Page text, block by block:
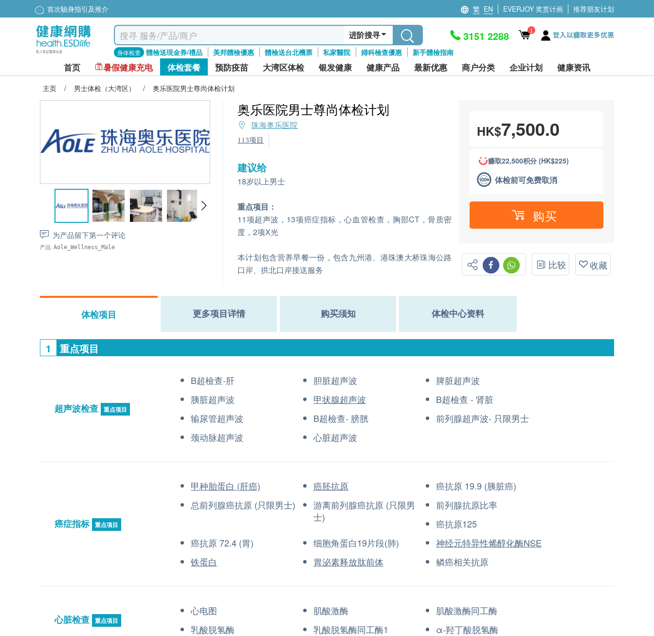
首次驗身指引及推介 繁 EN EVERJOY 奖赏计画 推荐朋友计划
进阶搜寻
身体检查 體檢送現金券/禮品 美邦體檢優惠 體檢送台北機票 私家醫院 婦科檢查優惠 新手體檢指南
3151 2288 1 登入以赚取更多优惠
首页 暑假健康充电 体检套餐 预防疫苗 大湾区体检 银发健康 健康产品 最新优惠 商户分类 企业计划 健康资讯
主页 / 男士体检（大湾区） / 奥乐医院男士尊尚体检计划
为产品留下第一个评论
产品: Aole_Wellness_Male
奥乐医院男士尊尚体检计划
珠海奥乐医院
113项目
建议给
18岁以上男士
重点项目：
11项超声波，13项癌症指标，心血管检查，胸部CT，骨质密
度，2项X光
本计划包含营养早餐一份，包含九州港、港珠澳大桥珠海公路
口岸、拱北口岸接送服务
HK$7,500.0
赚取22,500积分 (HK$225)
体检前可免费取消
购买
比较 收藏
体检项目 更多项目详情 购买须知 体检中心资料
1 重点项目
超声波检查 重点项目
B超檢查-肝 胆脏超声波
脾脏超声波
胰脏超声波
甲状腺超声波
B超檢查 - 肾脏
输尿管超声波
B超檢查- 膀胱
前列腺超声波- 只限男士
颈动脉超声波
心脏超声波
癌症指标 重点项目
甲种胎蛋白 (肝癌) 癌胚抗原
癌抗原 19.9 (胰脏癌)
总前列腺癌抗原 (只限男士)
游离前列腺癌抗原 (只限男
士)
前列腺抗原比率
癌抗原125
癌抗原 72.4 (胃)
细胞角蛋白19片段(肺)
神经元特异性烯醇化酶NSE
铁蛋白
胃泌素释放肽前体 鳞癌相关抗原
心脏检查 重点项目
心电图 肌酸激酶
肌酸激酶同工酶
乳酸脱氢酶
乳酸脱氢酶同工酶1 α-羟丁酸脱氢酶